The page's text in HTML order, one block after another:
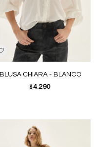
BLUSA CHIARA - BLANCO
$4.290